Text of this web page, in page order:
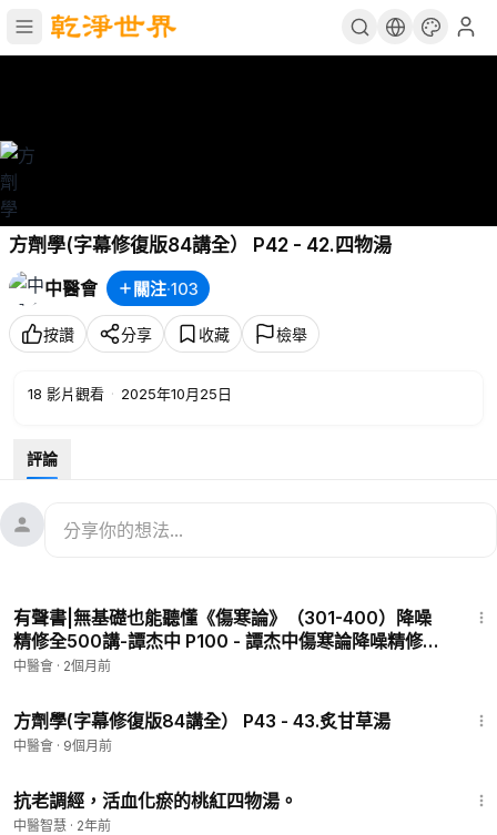
方劑學(字幕修復版84講全） P42 - 42.四物湯
中醫會
關注·103
按讚 分享 收藏 檢舉
18 影片觀看 · 2025年10月25日
評論
有聲書|無基礎也能聽懂《傷寒論》（301-400）降噪
精修全500講-譚杰中 P100 - 譚杰中傷寒論降噪精修版
400
中醫會 · 2個月前
方劑學(字幕修復版84講全） P43 - 43.炙甘草湯
中醫會 · 9個月前
抗老調經，活血化瘀的桃紅四物湯。
中醫智慧 · 2年前